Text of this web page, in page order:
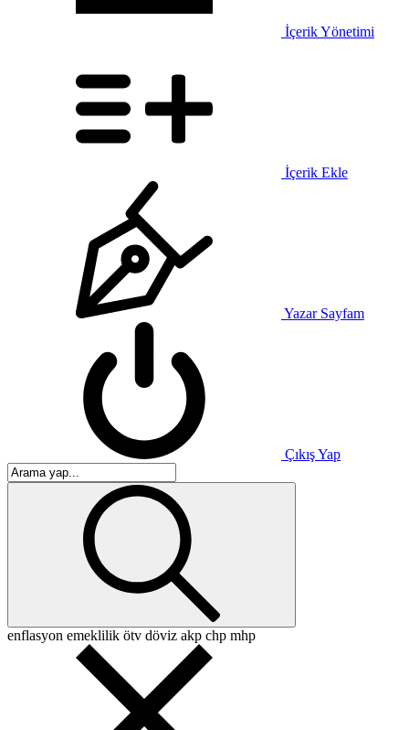
İçerik Yönetimi
İçerik Ekle
Yazar Sayfam
Çıkış Yap
enflasyon emeklilik ötv döviz akp chp mhp